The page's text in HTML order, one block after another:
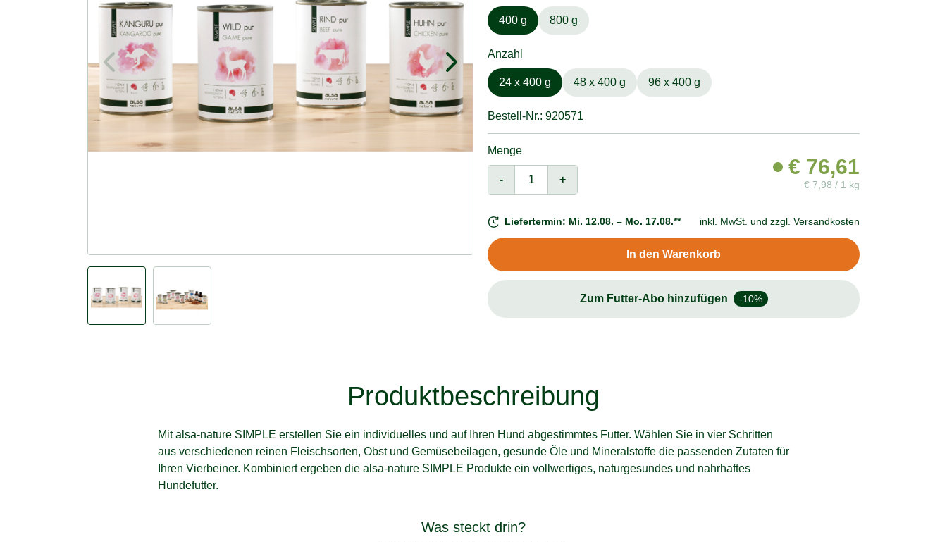
400 g 800 g
Anzahl
24 x 400 g 48 x 400 g 96 x 400 g
Bestell-Nr.: 920571
Menge
- +
€ 76,61
€ 7,98 / 1 kg
inkl. MwSt. und zzgl. Versandkosten
Liefertermin: Mi. 12.08. – Mo. 17.08.**
In den Warenkorb
Zum Futter-Abo hinzufügen -10%
Produktbeschreibung
Mit alsa-nature SIMPLE erstellen Sie ein individuelles und auf Ihren Hund abgestimmtes Futter. Wählen Sie in vier Schritten
aus verschiedenen reinen Fleischsorten, Obst und Gemüsebeilagen, gesunde Öle und Mineralstoffe die passenden Zutaten für
Ihren Vierbeiner. Kombiniert ergeben die alsa-nature SIMPLE Produkte ein vollwertiges, naturgesundes und nahrhaftes
Hundefutter.
Was steckt drin?